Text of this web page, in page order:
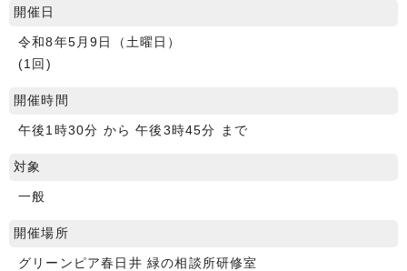
開催日
令和8年5月9日（土曜日）
(1回)
開催時間
午後1時30分 から 午後3時45分 まで
対象
一般
開催場所
グリーンピア春日井 緑の相談所研修室